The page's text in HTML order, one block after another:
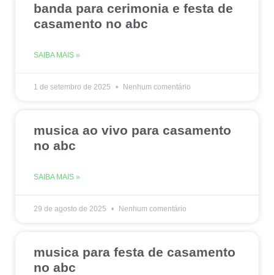
banda para cerimonia e festa de
casamento no abc
SAIBA MAIS »
1 de setembro de 2025 Nenhum comentário
musica ao vivo para casamento
no abc
SAIBA MAIS »
29 de agosto de 2025 Nenhum comentário
musica para festa de casamento
no abc